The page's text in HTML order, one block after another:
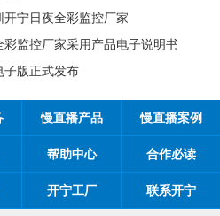
宁日夜全彩监控厂家
监控厂家采用产品电子说明书
子版正式发布
慢直播产品 慢直播案例
帮助中心 合作必读
开宁工厂 联系开宁